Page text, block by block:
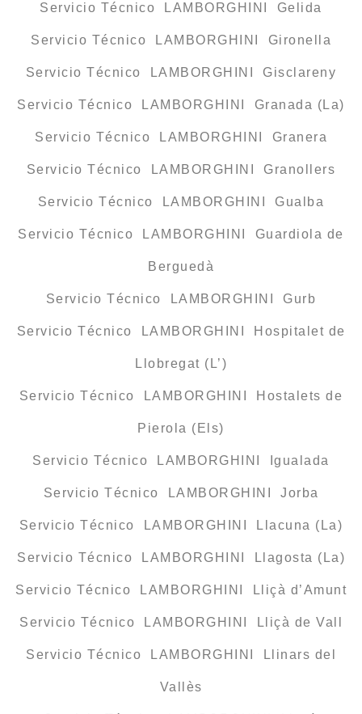
Servicio Técnico LAMBORGHINI Gelida
Servicio Técnico LAMBORGHINI Gironella
Servicio Técnico LAMBORGHINI Gisclareny
Servicio Técnico LAMBORGHINI Granada (La)
Servicio Técnico LAMBORGHINI Granera
Servicio Técnico LAMBORGHINI Granollers
Servicio Técnico LAMBORGHINI Gualba
Servicio Técnico LAMBORGHINI Guardiola de
Berguedà
Servicio Técnico LAMBORGHINI Gurb
Servicio Técnico LAMBORGHINI Hospitalet de
Llobregat (L’)
Servicio Técnico LAMBORGHINI Hostalets de
Pierola (Els)
Servicio Técnico LAMBORGHINI Igualada
Servicio Técnico LAMBORGHINI Jorba
Servicio Técnico LAMBORGHINI Llacuna (La)
Servicio Técnico LAMBORGHINI Llagosta (La)
Servicio Técnico LAMBORGHINI Lliçà d’Amunt
Servicio Técnico LAMBORGHINI Lliçà de Vall
Servicio Técnico LAMBORGHINI Llinars del
Vallès